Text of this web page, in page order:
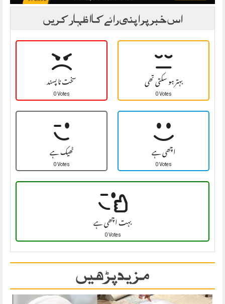
اس خبر پر اپنی رائے کا اظہار کریں
سخت نا پسند
0 Votes بہتر ہو سکتی تھی
0 Votes
ٹھیک ہے
0 Votes اچھی ہے
0 Votes
بہت اچھی ہے
0 Votes
مزید پڑھیں